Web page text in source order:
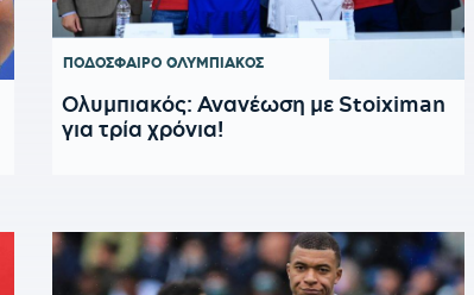
ΠΟΔΟΣΦΑΙΡΟ ΟΛΥΜΠΙΑΚΟΣ
Ολυμπιακός: Ανανέωση με Stoiximan
για τρία χρόνια!